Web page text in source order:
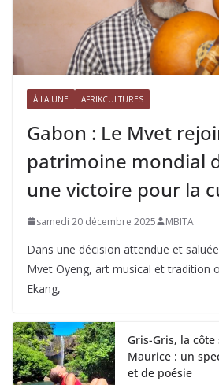
À LA UNE AFRIKCULTURES
Gabon : Le Mvet
patrimoine mondial
une victoire pour la
samedi 20 décembre 2025 MBITA
Dans une décision attendue et
Mvet Oyeng, art musical et tradition
Ekang,
Gris-Gris, la côte
Maurice : un
et de poésie